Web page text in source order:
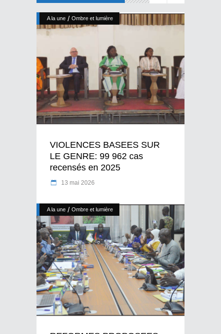
A la une / Ombre et lumière
VIOLENCES BASEES SUR
LE GENRE: 99 962 cas
recensés en 2025
13 mai 2026
A la une / Ombre et lumière